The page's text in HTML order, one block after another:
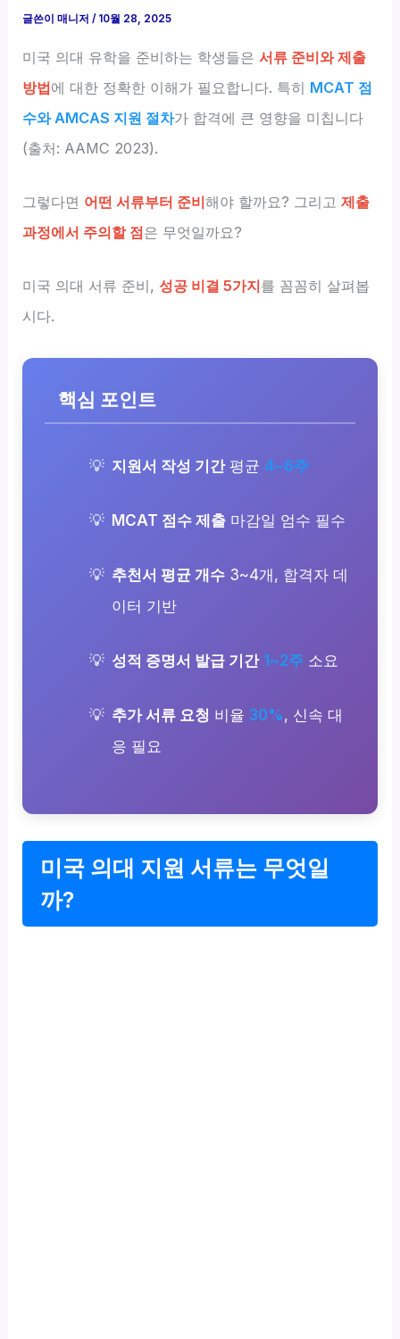
글쓴이매니저/ 10월 28, 2025
미국 의대 유학을 준비하는 학생들은서류 준비와 제출
방법에 대한 정확한 이해가 필요합니다. 특히 MCAT 점
수와 AMCAS 지원 절차가 합격에 큰 영향을 미칩니다
(출처: AAMC 2023).
그렇다면 어떤 서류부터 준비해야 할까요? 그리고제출
과정에서 주의할 점은 무엇일까요?
미국 의대 서류 준비, 성공 비결 5가지를 꼼꼼히 살펴봅
시다.
핵심 포인트
지원서 작성 기간평균 4~6주
MCAT 점수 제출마감일 엄수 필수
추천서 평균 개수3~4개, 합격자 데
이터 기반
성적 증명서 발급 기간 1~2주소요
추가 서류 요청 비율 30%, 신속 대
응 필요
미국 의대 지원 서류는 무엇일
까?